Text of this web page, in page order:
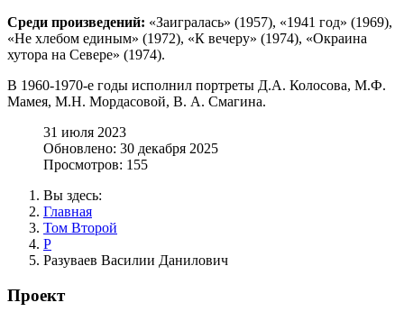
Среди произведений: «Заигралась» (1957), «1941 год» (1969),
«Не хлебом единым» (1972), «К вечеру» (1974), «Окраина
хутора на Севере» (1974).
В 1960-1970-е годы исполнил портреты Д.А. Колосова, М.Ф.
Мамея, М.Н. Мордасовой, В. А. Смагина.
31 июля 2023
Обновлено: 30 декабря 2025
Просмотров: 155
Вы здесь:
Главная
Том Второй
Р
Разуваев Василии Данилович
Проект